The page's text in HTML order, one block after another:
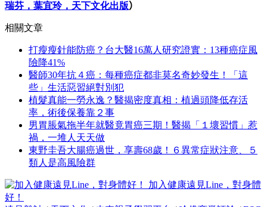
瑞芬，葉宜玲，天下文化出版）
相關文章
打瘦瘦針能防癌？台大醫16萬人研究證實：13種癌症風
險降41%
醫師30年抗４癌：每種癌症都非莫名奇妙發生！「這
些」生活惡習絕對別犯
植髮真能一勞永逸？醫揭密度真相：植過頭降低存活
率，術後保養靠２事
男胃脹氣拖半年就醫竟胃癌三期！醫揭「１壞習慣」惹
禍，一堆人天天做
東野圭吾大腸癌過世，享壽68歲！６異常症狀注意、５
類人是高風險群
加入健康遠見Line，對身體
好！